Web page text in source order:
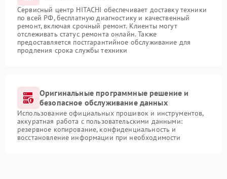
Сервисный центр HITACHI обеспечивает доставку техники
по всей РФ, бесплатную диагностику и качественный
ремонт, включая срочный ремонт. Клиенты могут
отслеживать статус ремонта онлайн. Также
предоставляется постгарантийное обслуживание для
продления срока службы техники
Оригинальные программные решение и
безопасное обслуживание данных
Использование официальных прошивок и инструментов,
аккуратная работа с пользовательскими данными:
резервное копирование, конфиденциальность и
восстановление информации при необходимости